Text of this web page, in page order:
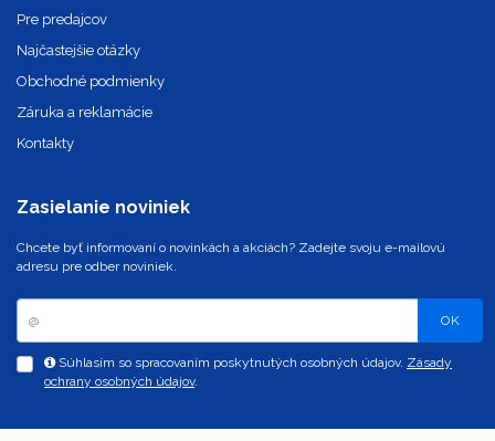
Pre predajcov
Najčastejšie otázky
Obchodné podmienky
Záruka a reklamácie
Kontakty
Zasielanie noviniek
Chcete byť informovaní o novinkách a akciách? Zadejte svoju e-mailovú
adresu pre odber noviniek.
OK
Súhlasím so spracovaním poskytnutých osobných údajov. Zásady
ochrany osobných údajov.